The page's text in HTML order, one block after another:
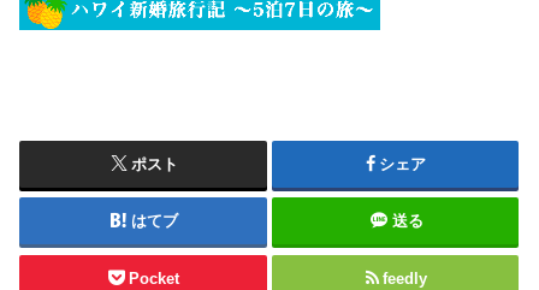
ポスト シェア
はてブ 送る
Pocket feedly